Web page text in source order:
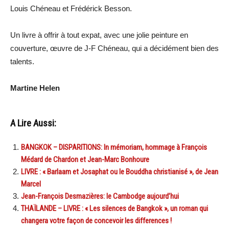
Louis Chéneau et Frédérick Besson.
Un livre à offrir à tout expat, avec une jolie peinture en
couverture, œuvre de J-F Chéneau, qui a décidément bien des
talents.
Martine Helen
A Lire Aussi:
BANGKOK – DISPARITIONS: In mémoriam, hommage à François
Médard de Chardon et Jean-Marc Bonhoure
LIVRE : « Barlaam et Josaphat ou le Bouddha christianisé », de Jean
Marcel
Jean-François Desmazières: le Cambodge aujourd’hui
THAÏLANDE – LIVRE : « Les silences de Bangkok », un roman qui
changera votre façon de concevoir les differences !